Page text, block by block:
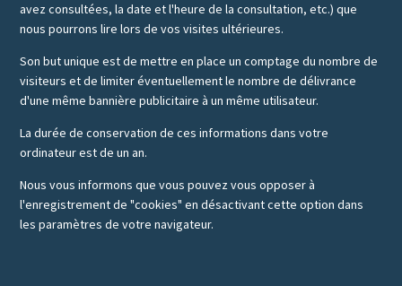
avez consultées, la date et l'heure de la consultation, etc.) que
nous pourrons lire lors de vos visites ultérieures.
Son but unique est de mettre en place un comptage du nombre de
visiteurs et de limiter éventuellement le nombre de délivrance
d'une même bannière publicitaire à un même utilisateur.
La durée de conservation de ces informations dans votre
ordinateur est de un an.
Nous vous informons que vous pouvez vous opposer à
l'enregistrement de "cookies" en désactivant cette option dans
les paramètres de votre navigateur.